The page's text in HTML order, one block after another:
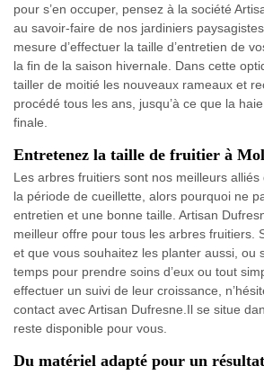
pour s’en occuper, pensez à la société
au savoir-faire de nos jardiniers
mesure d’effectuer la taille d’entretien de
la fin de la saison hivernale. Dans cette
tailler de moitié les nouveaux rameaux et
procédé tous les ans, jusqu’à ce que la
finale.
Entretenez la taille de fruitier à
Les arbres fruitiers sont nos meilleurs alliés
la période de cueillette, alors pourquoi ne
entretien et une bonne taille. Artisan
meilleur offre pour tous les arbres fruitiers.
et que vous souhaitez les planter aussi, ou
temps pour prendre soins d’eux ou tout
effectuer un suivi de leur croissance,
contact avec Artisan Dufresne.Il se situe
reste disponible pour vous.
Du matériel adapté pour un